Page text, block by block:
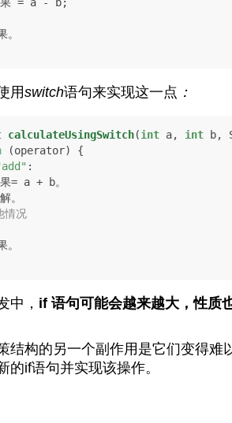
用switch语句来实现这一点 ：
calculateUsingSwitch(int a, int b,
(operator) {
:
况
中， if 语句可能会越来越大，性质
结构的另一个副作用是它们变得
的if语句并实现该操作。